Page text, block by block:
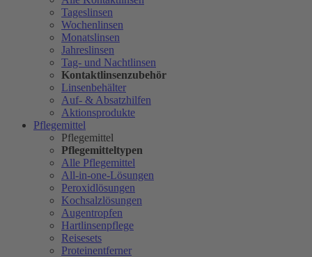
Tageslinsen
Wochenlinsen
Monatslinsen
Jahreslinsen
Tag- und Nachtlinsen
Kontaktlinsenzubehör
Linsenbehälter
Auf- & Absatzhilfen
Aktionsprodukte
Pflegemittel
Pflegemittel
Pflegemitteltypen
Alle Pflegemittel
All-in-one-Lösungen
Peroxidlösungen
Kochsalzlösungen
Augentropfen
Hartlinsenpflege
Reisesets
Proteinentferner